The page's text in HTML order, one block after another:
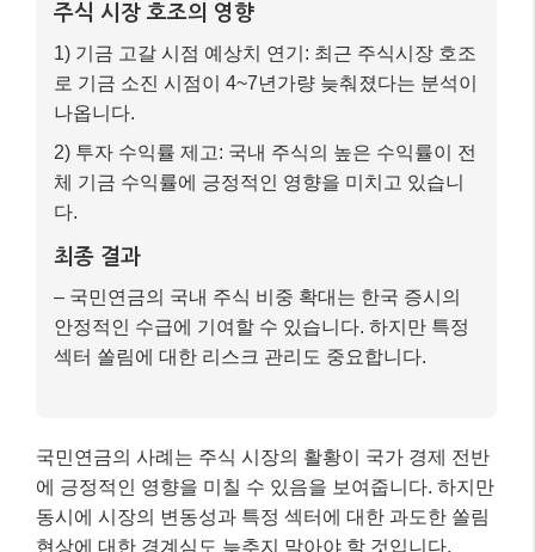
주식 시장 호조의 영향
1) 기금 고갈 시점 예상치 연기: 최근 주식시장 호조
로 기금 소진 시점이 4~7년가량 늦춰졌다는 분석이
나옵니다.
2) 투자 수익률 제고: 국내 주식의 높은 수익률이 전
체 기금 수익률에 긍정적인 영향을 미치고 있습니
다.
최종 결과
– 국민연금의 국내 주식 비중 확대는 한국 증시의
안정적인 수급에 기여할 수 있습니다. 하지만 특정
섹터 쏠림에 대한 리스크 관리도 중요합니다.
국민연금의 사례는 주식 시장의 활황이 국가 경제 전반
에 긍정적인 영향을 미칠 수 있음을 보여줍니다. 하지만
동시에 시장의 변동성과 특정 섹터에 대한 과도한 쏠림
현상에 대한 경계심도 늦추지 말아야 할 것입니다.